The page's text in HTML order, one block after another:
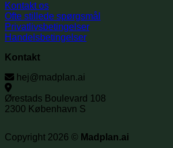
Kontakt os
Ofte stillede spørgsmål
Privatlivsbetingelser
Handelsbetingelser
Kontakt
hej@madplan.ai
Ørestads Boulevard 108
2300 København S
Copyright 2026 © Madplan.ai